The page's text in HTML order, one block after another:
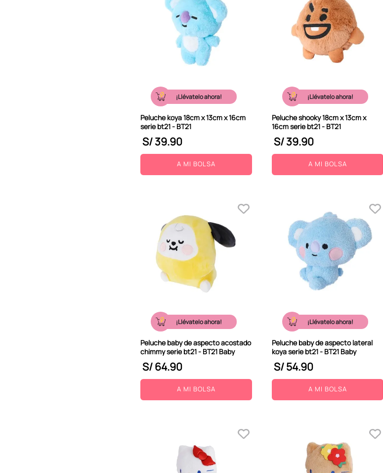
¡Llévatelo ahora!
Peluche koya 18cm x 13cm x 16cm
serie bt21 - BT21
S/39.90
A MI BOLSA
¡Llévatelo ahora!
Peluche shooky 18cm x 13cm x
16cm serie bt21 - BT21
S/39.90
A MI BOLSA
¡Llévatelo ahora!
Peluche baby de aspecto acostado
chimmy serie bt21 - BT21 Baby
S/64.90
A MI BOLSA
¡Llévatelo ahora!
Peluche baby de aspecto lateral
koya serie bt21 - BT21 Baby
S/54.90
A MI BOLSA